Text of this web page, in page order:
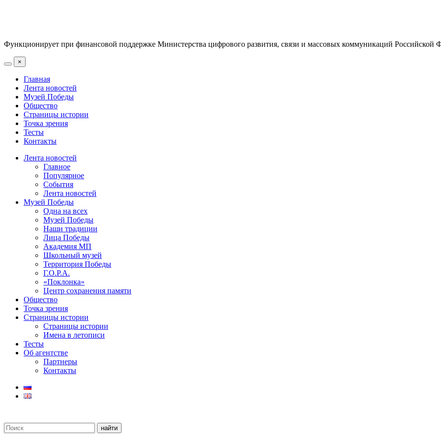
Функционирует при финансовой поддержке Министерства цифрового развития, связи и массовых коммуникаций Российской
×
Главная
Лента новостей
Музей Победы
Общество
Страницы истории
Точка зрения
Тесты
Контакты
Лента новостей
Главное
Популярное
События
Лента новостей
Музей Победы
Одна на всех
Музей Победы
Наши традиции
Лица Победы
Академия МП
Школьный музей
Территория Победы
Г.О.Р.А.
«Поклонка»
Центр сохранения памяти
Общество
Точка зрения
Страницы истории
Страницы истории
Имена в летописи
Тесты
Об агентстве
Партнеры
Контакты